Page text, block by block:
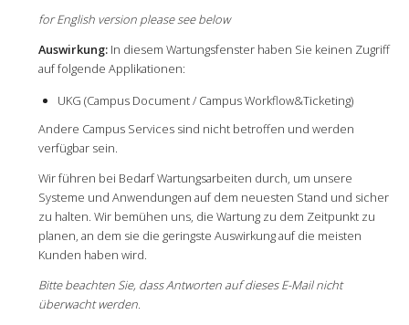
for English version please see below
Auswirkung:In diesem Wartungsfenster haben Sie keinen Zugriff
auf folgende Applikationen:
UKG (Campus Document / Campus Workflow&Ticketing)
Andere Campus Services sind nicht betroffen und werden
verfügbar sein.
Wir führen bei Bedarf Wartungsarbeiten durch, um unsere
Systeme und Anwendungen auf dem neuesten Stand und sicher
zu halten. Wir bemühen uns, die Wartung zu dem Zeitpunkt zu
planen, an dem sie die geringste Auswirkung auf die meisten
Kunden haben wird.
Bitte beachten Sie, dass Antworten auf dieses E-Mail nicht
überwacht werden.